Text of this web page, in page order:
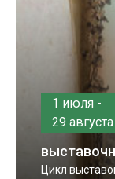
1 июля -
29 августа
Цикл